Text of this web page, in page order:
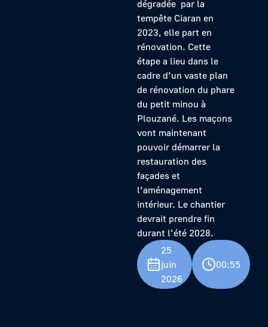
dégradée par la
tempête Ciaran en
2023, elle part en
rénovation. Cette
étape a lieu dans le
cadre d’un vaste plan
de rénovation du phare
du petit minou à
Plouzané. Les maçons
vont maintenant
pouvoir démarrer la
restauration des
façades et
l’aménagement
intérieur. Le chantier
devrait prendre fin
durant l’été 2028.
25
juin
2026
00:55